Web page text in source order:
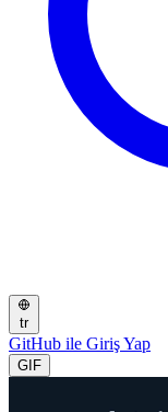
tr
GitHub ile Giriş Yap
GIF